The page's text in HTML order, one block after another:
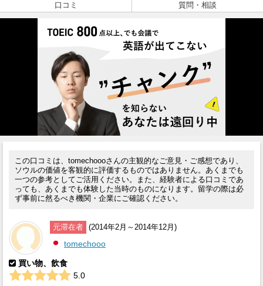
口コミ 質問・相談
この口コミは、tomechoooさんの主観的なご意見・ご感想であり、
ソウルの価値を客観的に評価するものではありません。あくまでも
一つの参考としてご活用ください。また、経験者による口コミであ
っても、あくまでも体験した当時のものになります。留学の際は必
ず事前に然るべき機関・企業にご確認ください。
元滞在者 (2014年2月～2014年12月)
tomechooo
買い物、飲食
5.0